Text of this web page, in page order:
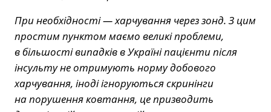
При необхідності — харчування через зонд. З цим
простим пунктом маємо великі проблеми,
в більшості випадків в Україні пацієнти після
інсульту не отримують норму добового
харчування, іноді ігноруються скринінги
на порушення ковтання, це призводить